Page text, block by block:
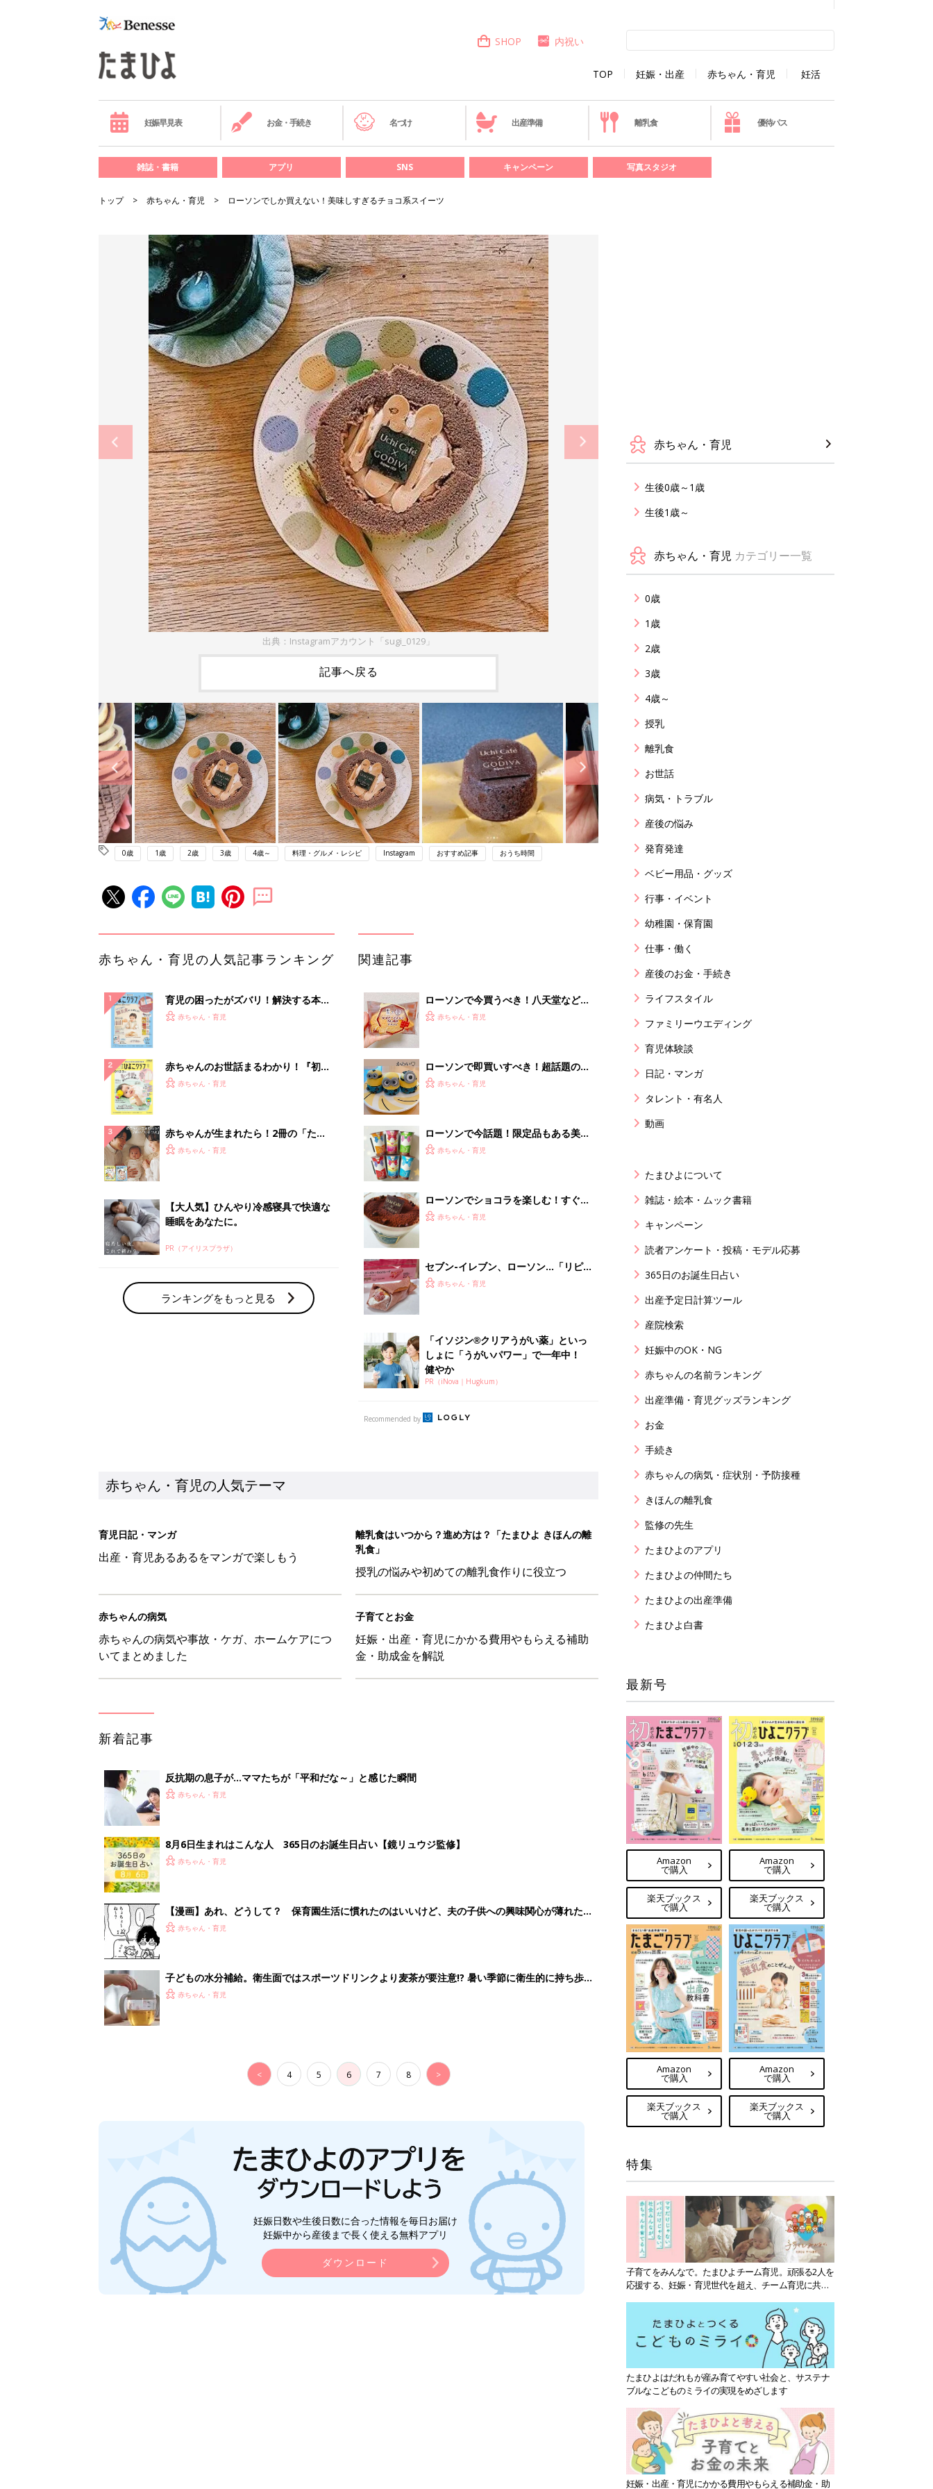
TOP 妊娠・出産 赤ちゃん・育児 妊活
SHOP 内祝い
妊娠早見表 お金・手続き 名づけ 出産準備 離乳食 優待パス
雑誌・書籍 アプリ SNS キャンペーン 写真スタジオ
トップ 赤ちゃん・育児 ローソンでしか買えない！美味しすぎるチョコ系スイーツ
出典：Instagramアカウント「sugi_0129」
記事へ戻る
0歳 1歳 2歳 3歳 4歳～ 料理・グルメ・レシピ Instagram おすすめ記事 おうち時間
赤ちゃん・育児の人気記事ランキング
育児の困ったがズバリ！解決する本
『ひよこクラブ 秋号』 4カ月～2才
赤ちゃん・育児
赤ちゃんのお世話まるわかり！『初め
てのひよこクラブ 夏号』〈巻頭大特
赤ちゃん・育児
赤ちゃんが生まれたら！2冊の「たま
ひよ」
赤ちゃん・育児
【大人気】ひんやり冷感寝具で快適な
睡眠をあなたに。
PR（アイリスプラザ）
ランキングをもっと見る
関連記事
ローソンで今買うべき！八天堂などの
コラボスイーツ5選
赤ちゃん・育児
ローソンで即買いすべき！超話題の和
スイーツ
赤ちゃん・育児
ローソンで今話題！限定品もある美味
しすぎるドリンク
赤ちゃん・育児
ローソンでショコラを楽しむ！すぐ食
べたい爆売れデザート5選
赤ちゃん・育児
セブン-イレブン、ローソン…「リピ
買い必須」「絶妙なバランスがたまら
赤ちゃん・育児
「イソジン®クリアうがい薬」といっ
しょに「うがいパワー」で一年中！
健やか
PR（iNova｜Hugkum）
Recommended by
赤ちゃん・育児の人気テーマ
育児日記・マンガ
出産・育児あるあるをマンガで楽しもう
離乳食はいつから？進め方は？「たまひよ きほんの離
乳食」
授乳の悩みや初めての離乳食作りに役立つ
赤ちゃんの病気
赤ちゃんの病気や事故・ケガ、ホームケアにつ
いてまとめました
子育てとお金
妊娠・出産・育児にかかる費用やもらえる補助
金・助成金を解説
新着記事
反抗期の息子が...ママたちが「平和だな～」と感じた瞬間
赤ちゃん・育児
8月6日生まれはこんな人 365日のお誕生日占い【鏡リュウジ監修】
赤ちゃん・育児
【漫画】あれ、どうして？ 保育園生活に慣れたのはいいけど、夫の子供への興味関心が薄れた気
がする……！『ふうふう子育て ＃91』
赤ちゃん・育児
子どもの水分補給。衛生面ではスポーツドリンクより麦茶が要注意!? 暑い季節に衛生的に持ち歩
く3つのコツとは？【専門家監修】
赤ちゃん・育児
< 4 5 6 7 8 >
妊娠日数や生後日数に合った情報を毎日お届け
妊娠中から産後まで長く使える無料アプリ
ダウンロード
赤ちゃん・育児
生後0歳～1歳
生後1歳～
赤ちゃん・育児 カテゴリー一覧
0歳
1歳
2歳
3歳
4歳～
授乳
離乳食
お世話
病気・トラブル
産後の悩み
発育発達
ベビー用品・グッズ
行事・イベント
幼稚園・保育園
仕事・働く
産後のお金・手続き
ライフスタイル
ファミリーウエディング
育児体験談
日記・マンガ
タレント・有名人
動画
たまひよについて
雑誌・絵本・ムック書籍
キャンペーン
読者アンケート・投稿・モデル応募
365日のお誕生日占い
出産予定日計算ツール
産院検索
妊娠中のOK・NG
赤ちゃんの名前ランキング
出産準備・育児グッズランキング
お金
手続き
赤ちゃんの病気・症状別・予防接種
きほんの離乳食
監修の先生
たまひよのアプリ
たまひよの仲間たち
たまひよの出産準備
たまひよ白書
最新号
Amazon
で購入
楽天ブックス
で購入
Amazon
で購入
楽天ブックス
で購入
Amazon
で購入
楽天ブックス
で購入
Amazon
で購入
楽天ブックス
で購入
特集
子育てをみんなで。たまひよチーム育児。頑張る2人を
応援する、妊娠・育児世代を超え、チーム育児に共感
たまひよはだれもが産み育てやすい社会と、サステナ
ブルなこどものミライの実現をめざします
妊娠・出産・育児にかかる費用やもらえる補助金・助